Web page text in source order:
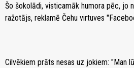
Šo šokolādi, visticamāk humora pēc, jo
ražotājs, reklamē Čehu virtuves
Cilvēkiem prāts nesas uz jokiem: "Man